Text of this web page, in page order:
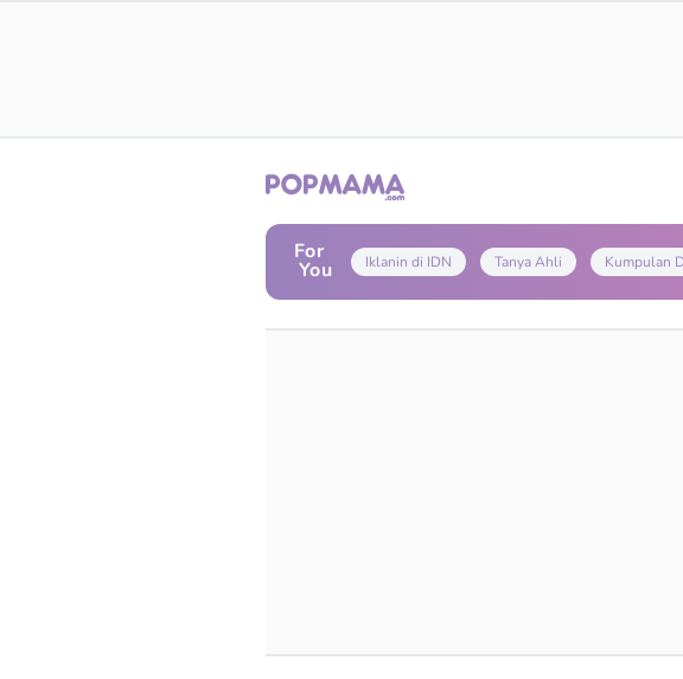
For
You Iklanin di IDN Tanya Ahli Kumpulan